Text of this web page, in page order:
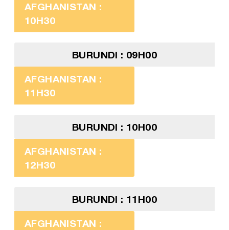
AFGHANISTAN :
10H30
BURUNDI : 09H00
AFGHANISTAN :
11H30
BURUNDI : 10H00
AFGHANISTAN :
12H30
BURUNDI : 11H00
AFGHANISTAN :